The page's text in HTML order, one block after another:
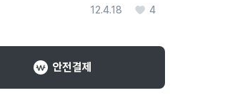
12.4.18 4
안전결제